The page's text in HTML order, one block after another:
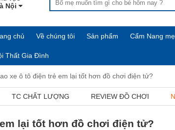
Nội
chủ Về chúng tôi Sản phẩm Cẩm Nang
Thất Gia Đình
xe ô tô điện trẻ em lại tốt hơn đồ chơi điện tử?
TC CHẤT LƯỢNG REVIEW ĐỒ CHƠI
lại tốt hơn đồ chơi điện tử?